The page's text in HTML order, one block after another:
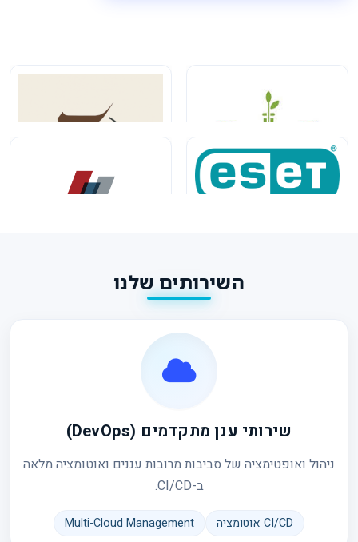
השירותים שלנו
שירותי ענן מתקדמים (DevOps)
ניהול ואופטימציה של סביבות מרובות עננים ואוטומציה מלאה
ב-CI/CD.
CI/CD אוטומציה Multi-Cloud Management